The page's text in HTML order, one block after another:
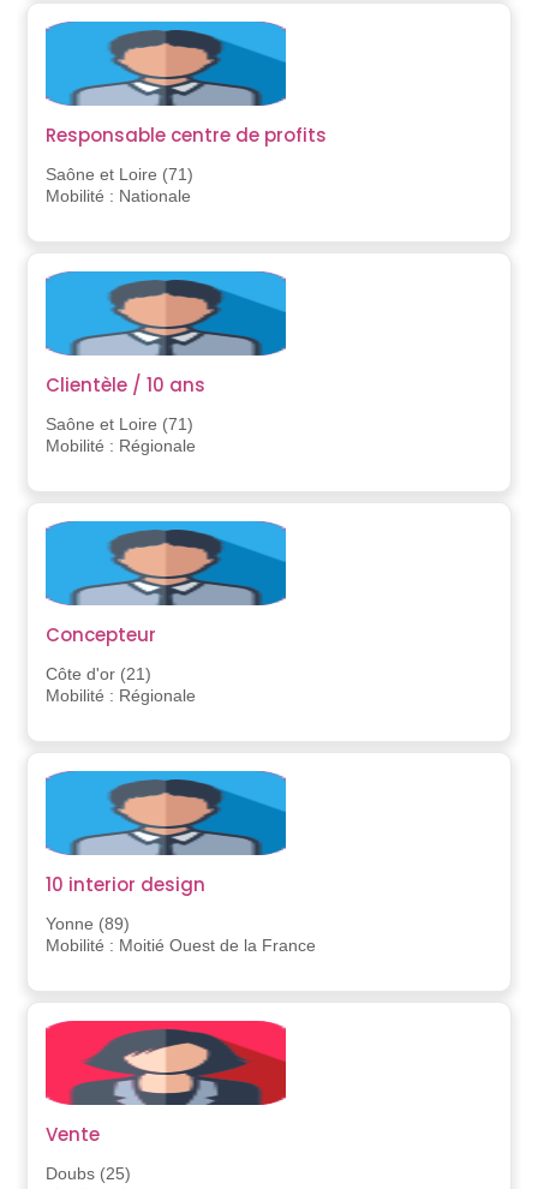
Responsable centre de profits
Saône et Loire (71)
Mobilité : Nationale
Clientèle / 10 ans
Saône et Loire (71)
Mobilité : Régionale
Concepteur
Côte d'or (21)
Mobilité : Régionale
10 interior design
Yonne (89)
Mobilité : Moitié Ouest de la France
Vente
Doubs (25)